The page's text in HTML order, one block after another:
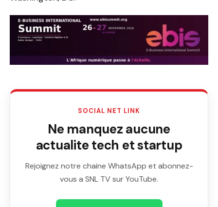
SOCIAL NET LINK
Ne manquez aucune
actualite tech et startup
Rejoignez notre chaine WhatsApp et abonnez-
vous a SNL TV sur YouTube.